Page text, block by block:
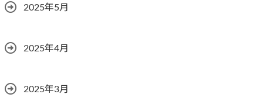
2025年5月
2025年4月
2025年3月